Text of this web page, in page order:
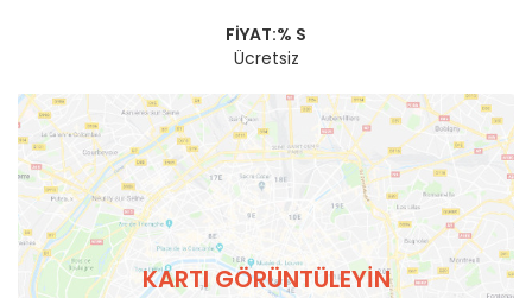
FIYAT:% S
Ücretsiz
KARTI GÖRÜNTÜLEYIN